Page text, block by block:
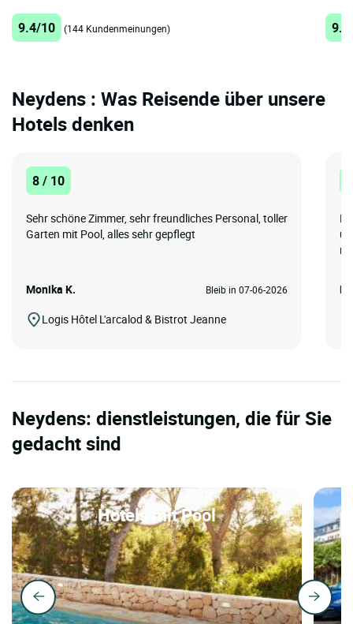
9.4/10 (144 Kundenmeinungen)
Neydens : Was Reisende über unsere
Hotels denken
8 / 10
Sehr schöne Zimmer, sehr freundliches Personal, toller
Garten mit Pool, alles sehr gepflegt
Monika K. Bleib in 07-06-2026
Logis Hôtel L'arcalod & Bistrot Jeanne
Neydens: dienstleistungen, die für Sie
gedacht sind
Hotels mit Pool